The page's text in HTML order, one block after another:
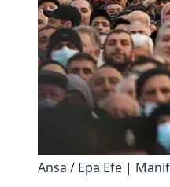
Ansa / Epa Efe |